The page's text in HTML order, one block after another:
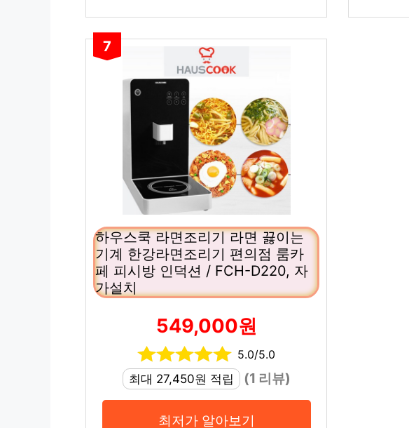
7
하우스쿡 라면조리기 라면 끓이는
기계 한강라면조리기 편의점 룸카
페 피시방 인덕션 / FCH-D220, 자
가설치
549,000원
5.0/5.0
최대 27,450원 적립
(1 리뷰)
최저가 알아보기